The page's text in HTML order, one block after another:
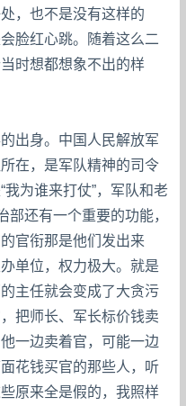
，也不是没有这样的
脸红心跳。随着这么二
时想都想象不出的样
出身。中国人民解放军
在，是军队精神的司令
为谁来打仗”，军队和老
部还有一个重要的功能，
官衔那是他们发出来
单位，权力极大。就是
主任就会变成了大贪污
把师长、军长标价钱卖
一边卖着官，可能一边
花钱买官的那些人，听
原来全是假的，我照样